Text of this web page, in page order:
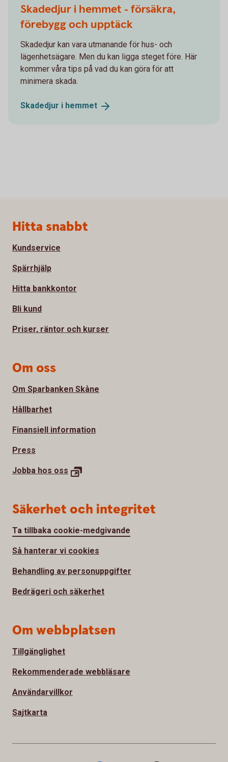
Skadedjur i hemmet - försäkra,
förebygg och upptäck
Skadedjur kan vara utmanande för hus- och
lägenhetsägare. Men du kan ligga steget före. Här
kommer våra tips på vad du kan göra för att
minimera skada.
Skadedjur i hemmet
Sidfot
Hitta snabbt
Kundservice
Spärrhjälp
Hitta bankkontor
Bli kund
Priser, räntor och kurser
Om oss
Om Sparbanken Skåne
Hållbarhet
Finansiell information
Press
Jobba hos oss
Säkerhet och integritet
Ta tillbaka cookie-medgivande
Så hanterar vi cookies
Behandling av personuppgifter
Bedrägeri och säkerhet
Om webbplatsen
Tillgänglighet
Rekommenderade webbläsare
Användarvillkor
Sajtkarta